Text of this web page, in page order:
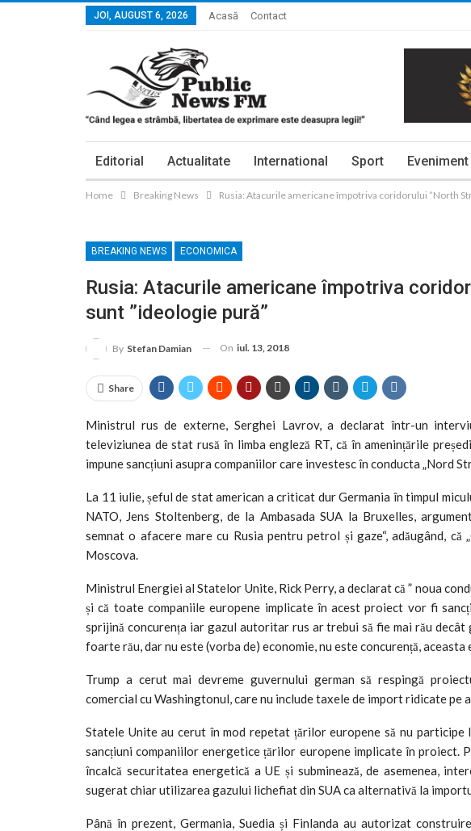
JOI, AUGUST 6, 2026 Acasă Contact
Editorial Actualitate International Sport Eveniment
Home Breaking News Rusia: Atacurile americane împotriva coridorului ”North
BREAKING NEWS ECONOMICA
Rusia: Atacurile americane împotriva
sunt ”ideologie pură”
By Stefan Damian On iul. 13, 2018
Share
Ministrul rus de externe, Serghei Lavrov, a declarat într-un
televiziunea de stat rusă în limba engleză RT, că în amenințările
impune sancțiuni asupra companiilor care investesc în conducta „Nord
La 11 iulie, șeful de stat american a criticat dur Germania în timpul
NATO, Jens Stoltenberg, de la Ambasada SUA la Bruxelles,
semnat o afacere mare cu Rusia pentru petrol și gaze“, adăugând, că
Moscova.
Ministrul Energiei al Statelor Unite, Rick Perry, a declarat că ” noua
și că toate companiile europene implicate în acest proiect vor fi
sprijină concurența iar gazul autoritar rus ar trebui să fie mai rău decât
foarte rău, dar nu este (vorba de) economie, nu este concurență, aceasta
Trump a cerut mai devreme guvernului german să respingă
comercial cu Washingtonul, care nu include taxele de import ridicate pe
Statele Unite au cerut în mod repetat țărilor europene să nu participe
sancțiuni companiilor energetice țărilor europene implicate în
încalcă securitatea energetică a UE și subminează, de asemenea,
sugerat chiar utilizarea gazului lichefiat din SUA ca alternativă la
Până în prezent, Germania, Suedia și Finlanda au autorizat